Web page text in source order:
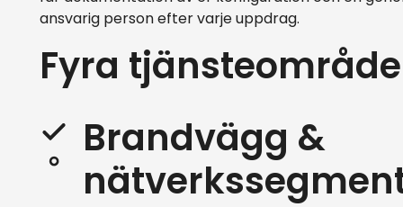
ansvarig person efter varje uppdrag.
Fyra
Brandvägg &